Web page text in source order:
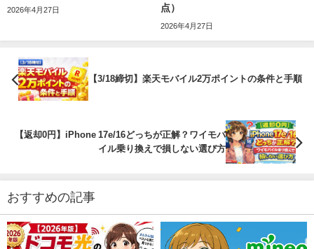
2026年4月27日 点）
2026年4月27日
【3/18締切】楽天モバイル2万ポイントの条件と手順
【返却0円】iPhone 17e/16どっちが正解？ワイモバ
イル乗り換えで損しない選び方
おすすめの記事